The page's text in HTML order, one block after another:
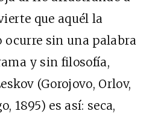
que aquél la
ocurre sin una palabra
y sin filosofía,
(Gorojovo, Orlov,
1895) es así: seca,